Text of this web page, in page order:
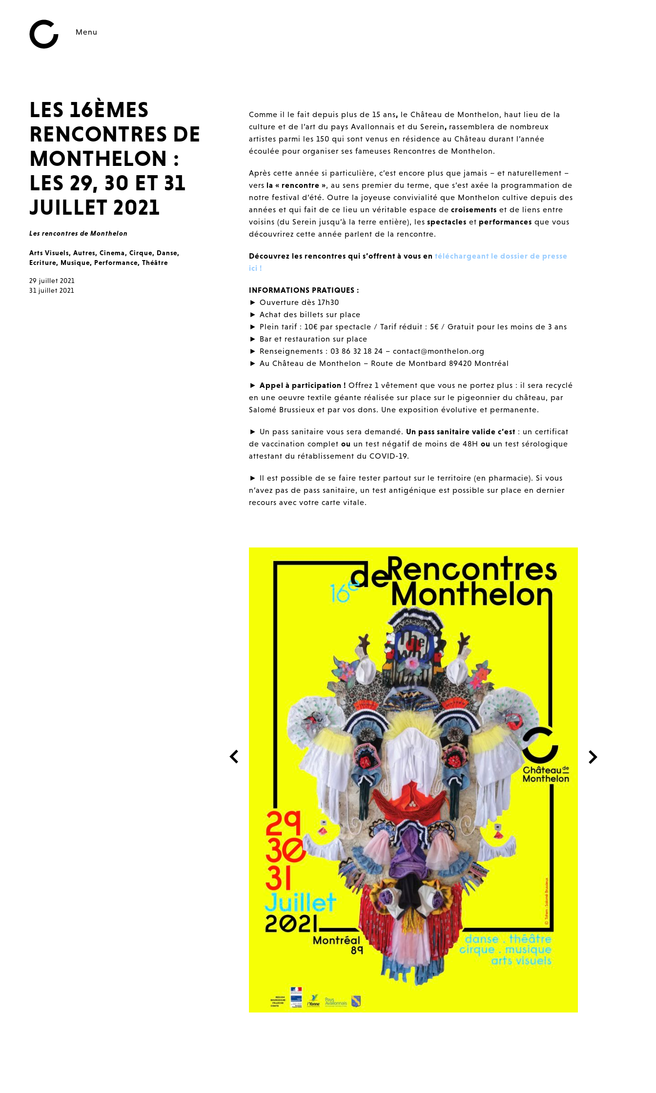
Menu
LES 16ÈMES
RENCONTRES DE
MONTHELON :
LES 29, 30 ET 31
JUILLET 2021
Les rencontres de Monthelon
Arts Visuels, Autres, Cinema, Cirque, Danse,
Ecriture, Musique, Performance, Théâtre
29 juillet 2021
31 juillet 2021
Comme il le fait depuis plus de 15 ans, le Château de Monthelon, haut lieu de la
culture et de l’art du pays Avallonnais et du Serein, rassemblera de nombreux
artistes parmi les 150 qui sont venus en résidence au Château durant l’année
écoulée pour organiser ses fameuses Rencontres de Monthelon.
Après cette année si particulière, c’est encore plus que jamais – et naturellement –
vers la « rencontre », au sens premier du terme, que s’est axée la programmation de
notre festival d’été. Outre la joyeuse convivialité que Monthelon cultive depuis des
années et qui fait de ce lieu un véritable espace de croisements et de liens entre
voisins (du Serein jusqu’à la terre entière), les spectacles et performances que vous
découvrirez cette année parlent de la rencontre.
Découvrez les rencontres qui s’offrent à vous entéléchargeant le dossier de presse
ici !
INFORMATIONS PRATIQUES :
► Ouverture dès 17h30
► Achat des billets sur place
► Plein tarif : 10€ par spectacle / Tarif réduit : 5€ / Gratuit pour les moins de 3 ans
► Bar et restauration sur place
► Renseignements : 03 86 32 18 24 – contact@monthelon.org
► Au Château de Monthelon – Route de Montbard 89420 Montréal
►Appel à participation ! Offrez 1 vêtement que vous ne portez plus : il sera recyclé
en une oeuvre textile géante réalisée sur place sur le pigeonnier du château, par
Salomé Brussieux et par vos dons. Une exposition évolutive et permanente.
► Un pass sanitaire vous sera demandé. Un pass sanitaire valide c’est : un certificat
de vaccination completou un test négatif de moins de 48Hou un test sérologique
attestant du rétablissement du COVID-19.
► Il est possible de se faire tester partout sur le territoire (en pharmacie). Si vous
n’avez pas de pass sanitaire, un test antigénique est possible sur place en dernier
recours avec votre carte vitale.